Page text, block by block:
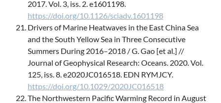
2017. Vol. 3, iss. 2. e1601198.
https://doi.org/10.1126/sciadv.1601198
Drivers of Marine Heatwaves in the East China Sea
and the South Yellow Sea in Three Consecutive
Summers During 2016–2018 / G. Gao [et al.] //
Journal of Geophysical Research: Oceans. 2020. Vol.
125, iss. 8. e2020JC016518. EDN RYMJCY.
https://doi.org/10.1029/2020JC016518
The Northwestern Pacific Warming Record in August